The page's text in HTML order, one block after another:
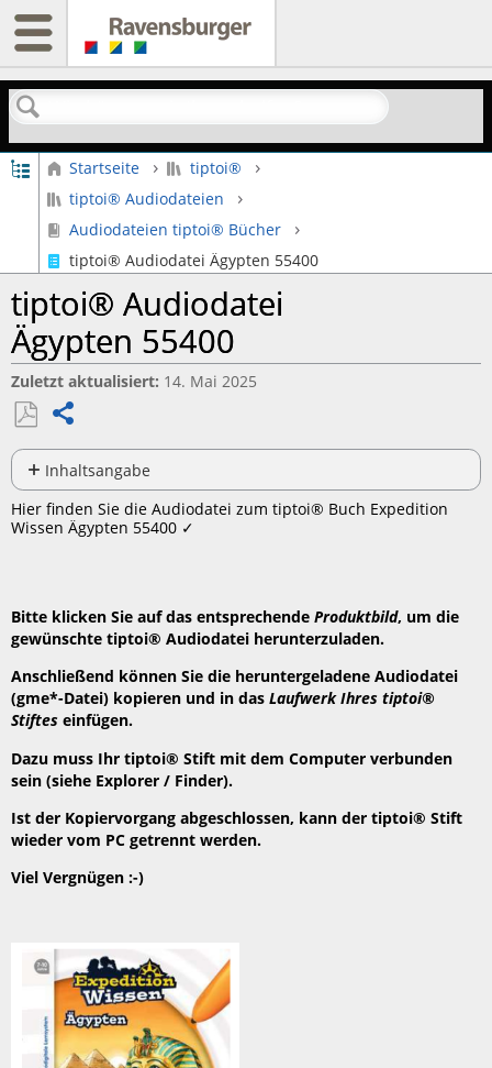
Suchen
Globale Hierarchie auf- und zuklappen
Startseite
tiptoi®
tiptoi® Audiodateien
Audiodateien tiptoi® Bücher
tiptoi® Audiodatei Ägypten 55400
tiptoi® Audiodatei
Ägypten 55400
Zuletzt aktualisiert 14. Mai 2025
Als
PDF
speichern
Inhaltsangabe
Keine
Header
Hier finden Sie die Audiodatei zum tiptoi® Buch Expedition
Wissen Ägypten 55400 ✓
Bitte klicken Sie auf das entsprechendeProduktbild, um die
gewünschte tiptoi® Audiodatei herunterzuladen.
Anschließend können Sie die heruntergeladene Audiodatei
(gme*-Datei) kopieren und in dasLaufwerk Ihres tiptoi®
Stiftes einfügen.
Dazu muss Ihr tiptoi® Stift mit dem Computer verbunden
sein (siehe Explorer / Finder).
Ist der Kopiervorgang abgeschlossen, kann der tiptoi® Stift
wieder vom PC getrennt werden.
Viel Vergnügen :-)